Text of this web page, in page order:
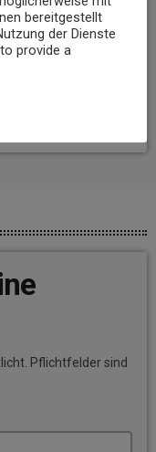
Mayen-Koblenz
Pflichtfelder sind
bereitgestellt
der Dienste
provide a